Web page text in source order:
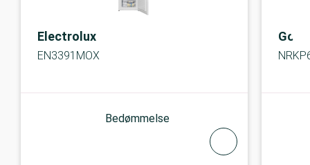
Electrolux
EN3391MOX
Bedømmelse